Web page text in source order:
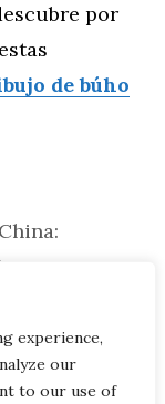
experience,
our
to our use of
por
de búho
su
y su Uso